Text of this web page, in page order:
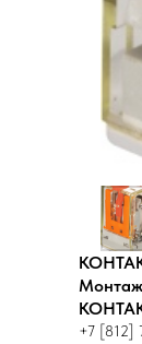
+7 [812]